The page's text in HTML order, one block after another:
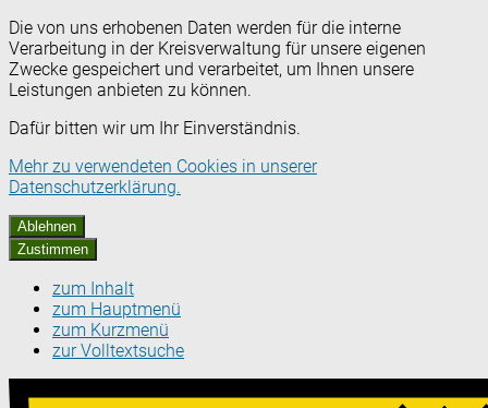
Die von uns erhobenen Daten werden für die interne
Verarbeitung in der Kreisverwaltung für unsere eigenen
Zwecke gespeichert und verarbeitet, um Ihnen unsere
Leistungen anbieten zu können.
Dafür bitten wir um Ihr Einverständnis.
Mehr zu verwendeten Cookies in unserer
Datenschutzerklärung.
Ablehnen
Zustimmen
zum Inhalt
zum Hauptmenü
zum Kurzmenü
zur Volltextsuche